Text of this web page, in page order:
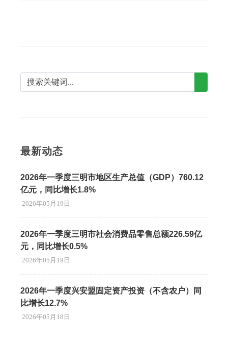
最新动态
2026年一季度三明市地区生产总值（GDP）760.12
亿元，同比增长1.8%
2026年05月19日
2026年一季度三明市社会消费品零售总额226.59亿
元，同比增长0.5%
2026年05月19日
2026年一季度兴安盟固定资产投资（不含农户）同
比增长12.7%
2026年05月18日